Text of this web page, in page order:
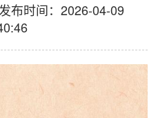
发布时间：2026-04-09